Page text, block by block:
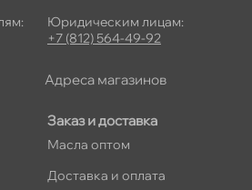
Заказ и доставка
Масла оптом
Доставка и оплата
Юридическим лицам:
+7 (812) 564-49-92
Адреса магазино